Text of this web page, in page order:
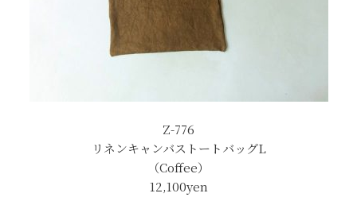
Z-776
リネンキャンバストートバッグL
（Coffee）
12,100yen